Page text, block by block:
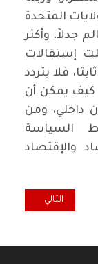
المتحدة
جدلاً، وأكثر
إستقالات
فلا يتردد
كيف يمكن أن
داخلي، ومن
السياسة
والإقتصاد
يصح من غفوته!
المقال التالي:
التالي